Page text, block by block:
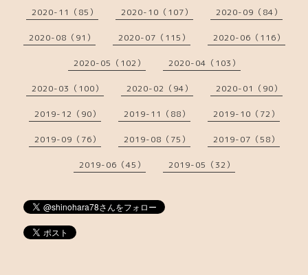
2020-11（85） 2020-10（107） 2020-09（84）
2020-08（91） 2020-07（115） 2020-06（116）
2020-05（102） 2020-04（103）
2020-03（100） 2020-02（94） 2020-01（90）
2019-12（90） 2019-11（88） 2019-10（72）
2019-09（76） 2019-08（75） 2019-07（58）
2019-06（45） 2019-05（32）